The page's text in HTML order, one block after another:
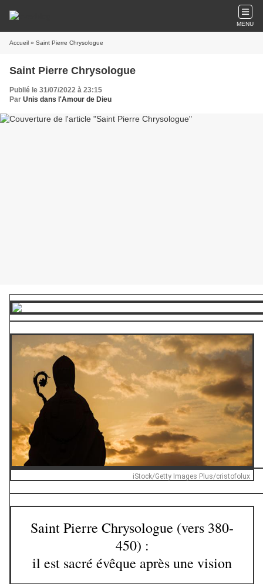
MENU
Accueil » Saint Pierre Chrysologue
Saint Pierre Chrysologue
Publié le 31/07/2022 à 23:15
Par Unis dans l'Amour de Dieu
iStock/Getty Images Plus/cristofolux
Saint Pierre Chrysologue (vers 380-
450) :
il est sacré évêque après une vision